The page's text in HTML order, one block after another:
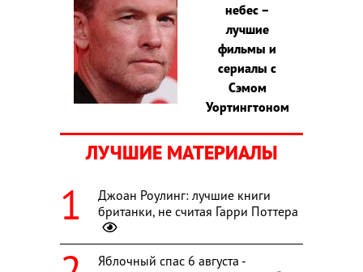
небес –
лучшие
фильмы и
сериалы с
Сэмом
Уортингтоном
ЛУЧШИЕ МАТЕРИАЛЫ
Джоан Роулинг: лучшие книги
британки, не считая Гарри Поттера
Яблочный спас 6 августа -